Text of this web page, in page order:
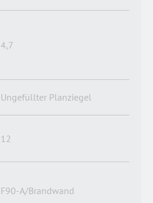
4,7
Ungefüllter Planziegel
12
F90-A/Brandwand